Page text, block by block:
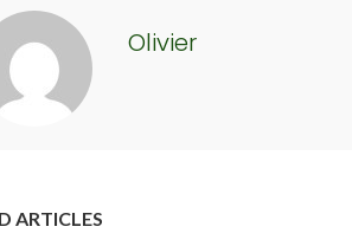
Olivier
ARTICLES